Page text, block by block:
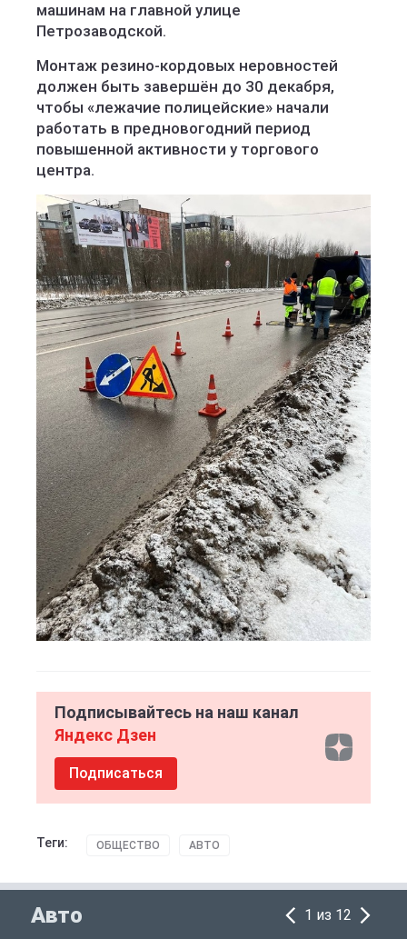
машинам на главной улице
Петрозаводской.
Монтаж резино-кордовых неровностей
должен быть завершён до 30 декабря,
чтобы «лежачие полицейские» начали
работать в предновогодний период
повышенной активности у торгового
центра.
Подписывайтесь на наш канал
Яндекс Дзен
Подписаться
Теги: ОБЩЕСТВО АВТО
Авто 1 из 12